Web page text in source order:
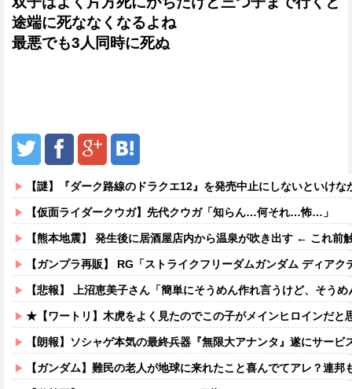
途端に死ななくなるよね
最悪でも3人同時に死ぬ
【謎】『ダーク路線のドラクエ12』を発売中止にしないといけなかった理由ってガチ
【仮面ライダークウガ】先代クウガ「知らん…何それ…怖…」
【熊本地震】 発生後に居酒屋店内から温泉が吹き出す ← これ前
【ガンプラ再販】 RG「ストライクフリーダムガンダム ディアクティブ
【悲報】 上沼恵美子さん「簡単にそうめん作れ言うけど、そう
★【ワートリ】木虎をよく見たのでこの子がメインヒロインだと思ってたら、
【朗報】ソシャゲ本気の最終兵器『無限大アナンタ』遂にサー
【ガンダム】難民の老人が地球に来れたこと喜んでてアレ？連邦もやっ